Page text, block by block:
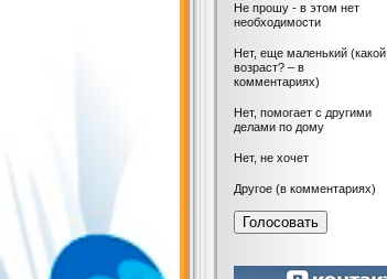
Не прошу - в этом нет
необходимости
Нет, еще маленький (какой
возраст? – в
комментариях)
Нет, помогает с другими
делами по дому
Нет, не хочет
Другое (в комментариях)